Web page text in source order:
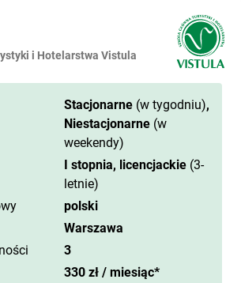
i Hotelarstwa Vistula
Stacjonarne (w tygodniu),
Niestacjonarne (w
weekendy)
I stopnia, licencjackie (3-
letnie)
polski
Warszawa
3
330 zł / miesiąc*